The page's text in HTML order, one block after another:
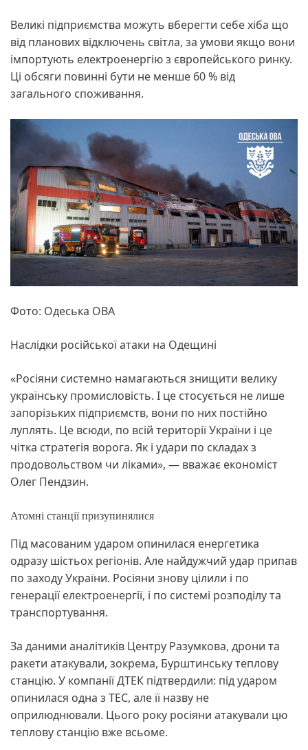
Великі підприємства можуть вберегти себе хіба що
від планових відключень світла, за умови якщо вони
імпортують електроенергію з європейського ринку.
Ці обсяги повинні бути не менше 60 % від
загального споживання.
Фото: Одеська ОВА
Наслідки російської атаки на Одещині
«Росіяни системно намагаються знищити велику
українську промисловість. І це стосується не лише
запорізьких підприємств, вони по них постійно
луплять. Це всюди, по всій території України і це
чітка стратегія ворога. Як і удари по складах з
продовольством чи ліками», — вважає економіст
Олег Пендзин.
Атомні станції призупинялися
Під масованим ударом опинилася енергетика
одразу шістьох регіонів. Але найдужчий удар припав
по заходу України. Росіяни знову цілили і по
генерації електроенергії, і по системі розподілу та
транспортування.
За даними аналітиків Центру Разумкова, дрони та
ракети атакували, зокрема, Бурштинську теплову
станцію. У компанії ДТЕК підтвердили: під ударом
опинилася одна з ТЕС, але її назву не
оприлюднювали. Цього року росіяни атакували цю
теплову станцію вже всьоме.